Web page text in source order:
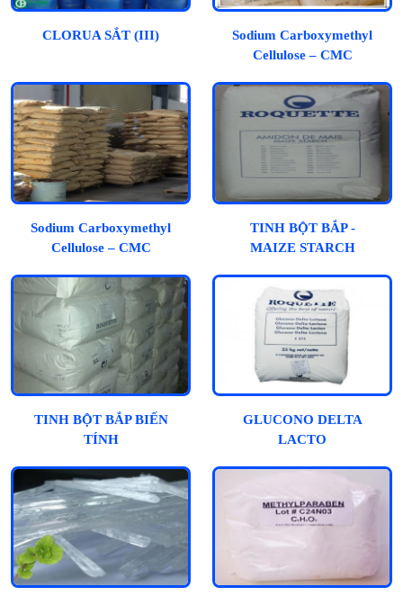
CLORUA SẮT (III)
Sodium Carboxymethyl
Cellulose – CMC
Sodium Carboxymethyl
Cellulose – CMC
TINH BỘT BẮP -
MAIZE STARCH
TINH BỘT BẮP BIẾN
TÍNH
GLUCONO DELTA
LACTO